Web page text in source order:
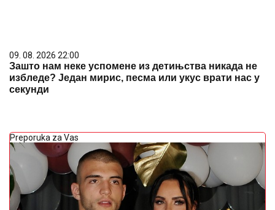
09. 08. 2026 22:00
Зашто нам неке успомене из детињства никада не
избледе? Један мирис, песма или укус врати нас у
секунди
Preporuka za Vas